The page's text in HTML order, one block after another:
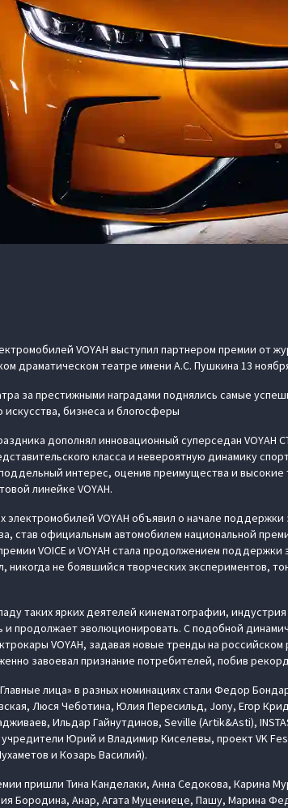
VOYAH выступил партнером премии от
драматическом театре имени А.С. Пушкина 13
за престижными наградами поднялись самые
искусства, бизнеса и блогосферы
дополнял инновационный суперседан VOYAH
класса и невероятную динамику
интерес, оценив преимущества и высокие
линейке VOYAH.
электромобилей VOYAH объявил о начале поддержки
став официальным автомобилем национальной
VOICE и VOYAH стала продолжением поддержки
никогда не боявшийся творческих экспериментов,
таких ярких деятелей кинематографии,
и продолжает эволюционировать. С подобной
VOYAH, задавая новые тренды на
завоевал признание потребителей, побив
лица» в разных номинациях стали Федор
Люся Чеботина, Юлия Пересильд, Jony, Егор
Ильдар Гайнутдинов, Seville (Artik&Asti),
Юрий и Владимир Киселевы, проект VK
и Козарь Василий).
пришли Тина Канделаки, Анна Седокова, Карина
Бородина, Анар, Агата Муцениеце, Пашу, Марина